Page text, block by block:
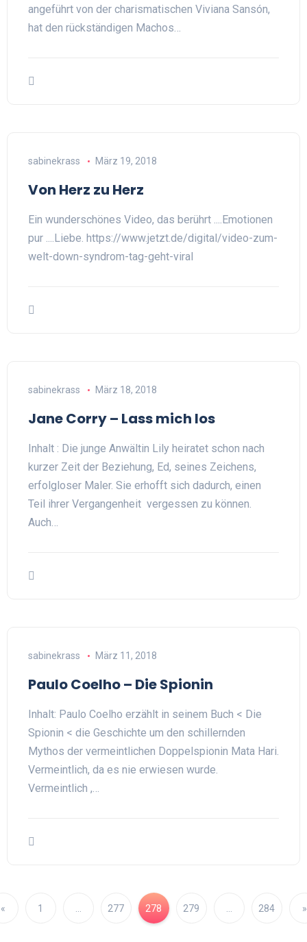
angeführt von der charismatischen Viviana Sansón,
hat den rückständigen Machos…
sabinekrass März 19, 2018
Von Herz zu Herz
Ein wunderschönes Video, das berührt ....Emotionen
pur ....Liebe. https://www.jetzt.de/digital/video-zum-
welt-down-syndrom-tag-geht-viral
sabinekrass März 18, 2018
Jane Corry – Lass mich los
Inhalt : Die junge Anwältin Lily heiratet schon nach
kurzer Zeit der Beziehung, Ed, seines Zeichens,
erfolgloser Maler. Sie erhofft sich dadurch, einen
Teil ihrer Vergangenheit vergessen zu können.
Auch…
sabinekrass März 11, 2018
Paulo Coelho – Die Spionin
Inhalt: Paulo Coelho erzählt in seinem Buch < Die
Spionin < die Geschichte um den schillernden
Mythos der vermeintlichen Doppelspionin Mata Hari.
Vermeintlich, da es nie erwiesen wurde.
Vermeintlich ,…
« 1 277 278 279 284 »